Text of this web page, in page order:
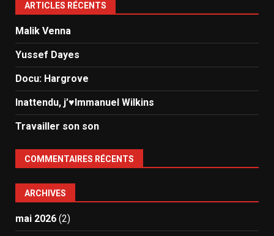
ARTICLES RÉCENTS
Malik Venna
Yussef Dayes
Docu: Hargrove
Inattendu, j’♥️Immanuel Wilkins
Travailler son son
COMMENTAIRES RÉCENTS
ARCHIVES
mai 2026 (2)